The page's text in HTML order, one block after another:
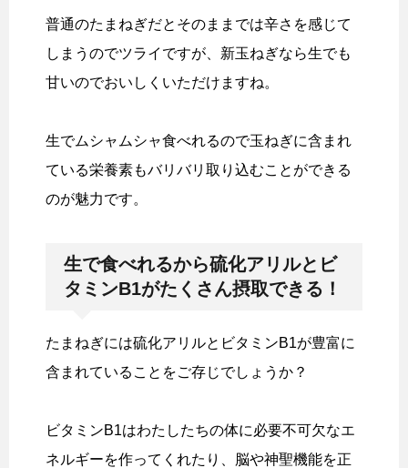
普通のたまねぎだとそのままでは辛さを感じて
しまうのでツライですが、新玉ねぎなら生でも
甘いのでおいしくいただけますね。
生でムシャムシャ食べれるので玉ねぎに含まれ
ている栄養素もバリバリ取り込むことができる
のが魅力です。
生で食べれるから硫化アリルとビ
タミンB1がたくさん摂取できる！
たまねぎには硫化アリルとビタミンB1が豊富に
含まれていることをご存じでしょうか？
ビタミンB1はわたしたちの体に必要不可欠なエ
ネルギーを作ってくれたり、脳や神聖機能を正